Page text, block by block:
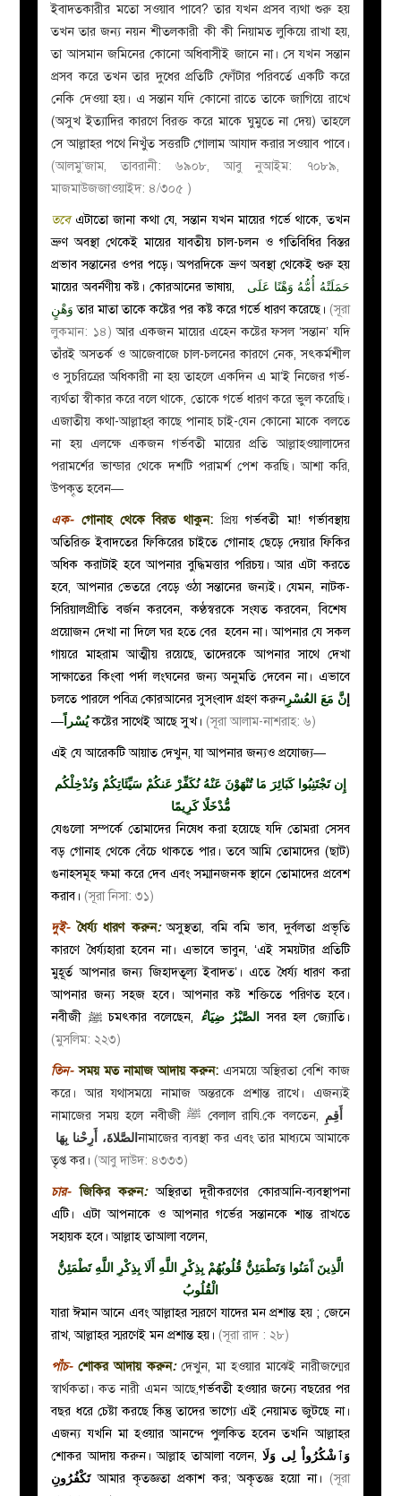
ইবাদতকারীর মতো সওয়াব পাবে? তার যখন প্রসব ব্যথা শুরু হয়
তখন তার জন্য নয়ন শীতলকারী কী কী নিয়ামত লুকিয়ে রাখা হয়,
তা আসমান জমিনের কোনো অধিবাসীই জানে না। সে যখন সন্তান
প্রসব করে তখন তার দুধের প্রতিটি ফোঁটার পরিবর্তে একটি করে
নেকি দেওয়া হয়। এ সন্তান যদি কোনো রাতে তাকে জাগিয়ে রাখে
(অসুখ ইত্যাদির কারণে বিরক্ত করে মাকে ঘুমুতে না দেয়) তাহলে
সে আল্লাহর পথে নিখুঁত সত্তরটি গোলাম আযাদ করার সওয়াব পাবে।
(আলমু’জাম, তাবরানী: ৬৯০৮, আবু নুআইম: ৭০৮৯,
মাজমাউজজাওয়াইদ: ৪/৩০৫ )
তবেএটাতো জানা কথা যে, সন্তান যখন মায়ের গর্ভে থাকে, তখন
ভ্রুণ অবস্থা থেকেই মায়ের যাবতীয় চাল-চলন ও গতিবিধির বিস্তর
প্রভাব সন্তানের ওপর পড়ে। অপরদিকে ভ্রুণ অবস্থা থেকেই শুরু হয়
মায়ের অবর্নণীয় কষ্ট। কোরআনের ভাষায়, حَمَلَتْهُ أُمُّهُ وَهْنًا عَلَى
وَهْنٍ তার মাতা তাকে কষ্টের পর কষ্ট করে গর্ভে ধারণ করেছে। (সূরা
লুকমান: ১৪)আর একজন মায়ের এহেন কষ্টের ফসল ‘সন্তান’ যদি
তাঁরই অসতর্ক ওআজেবাজে চাল-চলনের কারণেনেক, সৎকর্মশীল
ও সুচরিত্রের অধিকারী না হয় তাহলে একদিন এ মা’ই নিজের গর্ভ-
ব্যর্থতা স্বীকার করে বলে থাকে, তোকে গর্ভে ধারণ করে ভুল করেছি।
এজাতীয় কথা-আল্লাহ্‌র কাছে পানাহ চাই-যেন কোনো মাকে বলতে
না হয় এলক্ষে একজন গর্ভবতী মায়ের প্রতি আল্লাহওয়ালাদের
পরামর্শের ভান্ডার থেকে দশটি পরামর্শ পেশ করছি। আশা করি,
উপকৄত হবেন—
এক- গোনাহ থেকে বিরত থাকুন:প্রিয় গর্ভবতী মা! গর্ভাবস্থায়
অতিরিক্ত ইবাদতের ফিকিরের চাইতে গোনাহ ছেড়ে দেয়ার ফিকির
অধিক করাটাই হবে আপনার বুদ্ধিমত্তার পরিচয়। আর এটা করতে
হবে, আপনার ভেতরে বেড়ে ওঠা সন্তানের জন্যই। যেমন, নাটক-
সিরিয়ালপ্রীতি বর্জন করবেন, কণ্ঠস্বরকে সংযত করবেন, বিশেষ
প্রয়োজন দেখা না দিলে ঘর হতে বের হবেন না। আপনার যে সকল
গায়রে মাহরাম আত্মীয় রয়েছে, তাদেরকে আপনার সাথে দেখা
সাক্ষাতের কিংবা পর্দা লংঘনের জন্য অনুমতি দেবেন না। এভাবে
চলতে পারলে পবিত্র কোরআনের সুসংবাদ গ্রহণ করুন
إنَّ مَعَ العُسْرِ
يُسْراً — কষ্টের সাথেই আছে সুখ। (সূরা আলাম-নাশরাহ: ৬)
এই যে আরেকটি আয়াত দেখুন, যা আপনার জন্যও প্রযোজ্য—
إِن تَجْتَنِبُوا كَبَائِرَ مَا تُنْهَوْنَ عَنْهُ نُكَفِّرْ عَنكُمْ سَيِّئَاتِكُمْ وَنُدْخِلْكُم
مُّدْخَلًا كَرِيمًا
যেগুলো সম্পর্কে তোমাদের নিষেধ করা হয়েছে যদি তোমরা সেসব
বড় গোনাহ থেকে বেঁচে থাকতে পার। তবে আমি তোমাদের (ছাট)
গুনাহসমূহ ক্ষমা করে দেব এবং সম্মানজনক স্থানে তোমাদের প্রবেশ
করাব। (সূরা নিসা: ৩১)
দুই-ধৈর্য্য ধারণ করুন:অসুস্থতা, বমি বমি ভাব, দুর্বলতা প্রভৃতি
কারণে ধৈর্য্যহারা হবেন না। এভাবে ভাবুন, ‘এই সময়টার প্রতিটি
মুহূর্ত আপনার জন্য জিহাদতূল্য ইবাদত’। এতে ধৈর্য্য ধারণ করা
আপনার জন্য সহজ হবে। আপনার কষ্ট শক্তিতে পরিণত হবে।
নবীজী
ﷺ চমৎকার বলেছেন, الصَّبْرُ ضِيَاءٌ
সবর হল জ্যোতি।
(মুসলিম: ২২৩)
তিন-সময় মত নামাজ আদায় করুন: এসময়ে অস্থিরতা বেশি কাজ
করে। আর যথাসময়ে নামাজ অন্তরকে প্রশান্ত রাখে। এজন্যই
নামাজের সময় হলে নবীজী
বেলাল রাযি.কে বলতেন, أَقِمِ
الصَّلاةَ، أَرِحْنا بِهَاনামাজের ব্যবস্থা কর এবং তার মাধ্যমে আমাকে
তৃপ্ত কর। (আবু দাউদ: ৪৩৩৩)
চার-জিকির করুন: অস্থিরতা দূরীকরণের কোরআনি-ব্যবস্থাপনা
এটি। এটা আপনাকে ও আপনার গর্ভের সন্তানকে শান্ত রাখতে
সহায়ক হবে। আল্লাহ তাআলা বলেন,
الَّذِينَ آَمَنُوا وَتَطْمَئِنُّ قُلُوبُهُمْ بِذِكْرِ اللَّهِ أَلَا بِذِكْرِ اللَّهِ تَطْمَئِنُّ
الْقُلُوبُ
যারা ঈমান আনে এবং আল্লাহর স্মরণে যাদের মন প্রশান্ত হয় ; জেনে
রাখ, আল্লাহর স্মরণেই মন প্রশান্ত হয়। (সূরা রাদ : ২৮)
পাঁচ-শোকর আদায় করুন: দেখুন, মা হওয়ার মাঝেই নারীজন্মের
স্বার্থকতা। কত নারী এমন আছে,গর্ভবতী হওয়ার জন্যে বছরের পর
বছর ধরে চেষ্টা করছে কিন্তু তাদের ভাগ্যে এই নেয়ামত জুটছে না।
এজন্য যখনি মা হওয়ার আনন্দে পুলকিত হবেন তখনি আল্লাহর
শোকর আদায় করুন।আল্লাহ তাআলা বলেন,وَٱشْكُرُواْ لِى وَلَا
تَكْفُرُونِআমার কৃতজ্ঞতা প্রকাশ কর; অকৃতজ্ঞ হয়ো না। (সূরা